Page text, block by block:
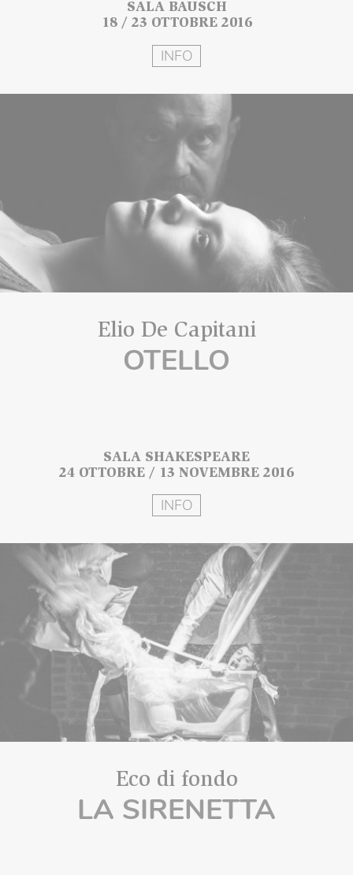
SALA BAUSCH
18 / 23 OTTOBRE 2016
INFO
Elio De Capitani
OTELLO
SALA SHAKESPEARE
24 OTTOBRE / 13 NOVEMBRE 2016
INFO
Eco di fondo
LA SIRENETTA